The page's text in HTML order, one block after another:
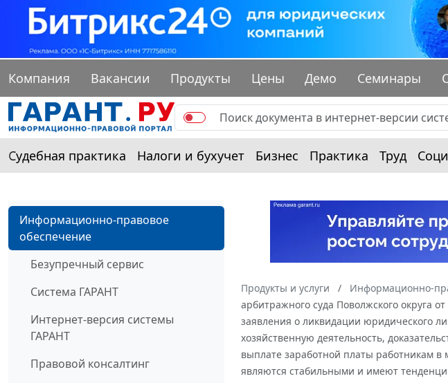
Компания Вакансии Продукты Цены Демо Семинары
Судебная практика Налоги и бухучет Бизнес Практика Труд
Информационно-правовое
обеспечение
Безупречный сервис
Система ГАРАНТ
Интернет-версия системы
ГАРАНТ
Правовой консалтинг
Продукты и услуги Информационно-
арбитражного суда Поволжского округа
заявления о ликвидации юридического
хозяйственную деятельность,
выплате заработной платы работникам в
являются стабильными и имеют